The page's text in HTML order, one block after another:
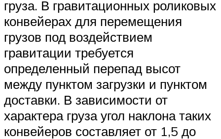
груза. В гравитационных роликовых
конвейерах для перемещения
грузов под воздействием
гравитации требуется
определенный перепад высот
между пунктом загрузки и пунктом
доставки. В зависимости от
характера груза угол наклона таких
конвейеров составляет от 1,5 до